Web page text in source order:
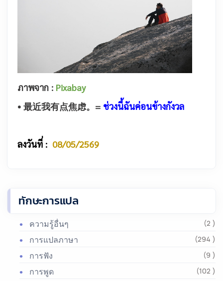
ภาพจาก : Pixabay
• 最近我有点焦虑。 = ช่วงนี้ฉันค่อนข้างกังวล
ลงวันที่ : 08/05/2569
ทักษะการแปล
ความรู้อื่นๆ (2 )
การแปลภาษา (294 )
การฟัง (9 )
การพูด (102 )